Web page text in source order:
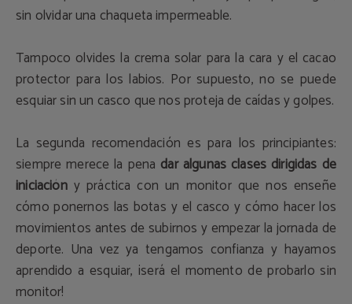
sin olvidar una chaqueta impermeable.
Tampoco olvides la crema solar para la cara y el cacao
protector para los labios. Por supuesto, no se puede
esquiar sin un casco que nos proteja de caídas y golpes.
La segunda recomendación es para los principiantes:
siempre merece la pena dar algunas clases dirigidas de
iniciacióny práctica con un monitor que nos enseñe
cómo ponernos las botas y el casco y cómo hacer los
movimientos antes de subirnos y empezar la jornada de
deporte. Una vez ya tengamos confianza y hayamos
aprendido a esquiar, ¡será el momento de probarlo sin
monitor!